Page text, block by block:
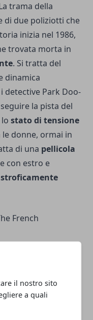
il nostro sito
a quali
trama della
di due poliziotti che
inizia nel 1986,
trovata morta in
. Si tratta del
dinamica
detective Park Doo-
la pista del
stato di tensione
donne, ormai in
di una pellicola
con estro e
French
violento della
di storia del
da William Friedkin